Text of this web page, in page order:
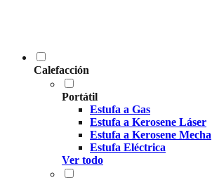
Calefacción
Portátil
Estufa a Gas
Estufa a Kerosene Láser
Estufa a Kerosene Mecha
Estufa Eléctrica
Ver todo